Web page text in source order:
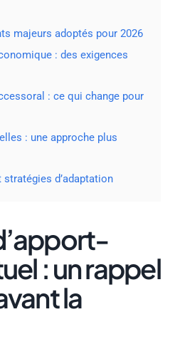
majeurs adoptés pour 2026
: des exigences
: ce qui change pour
: une approche plus
d’adaptation
: un rappel
la